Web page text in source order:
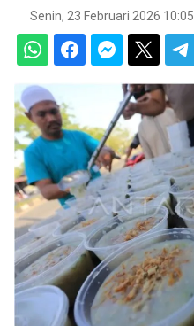
Senin, 23 Februari 2026 10:05